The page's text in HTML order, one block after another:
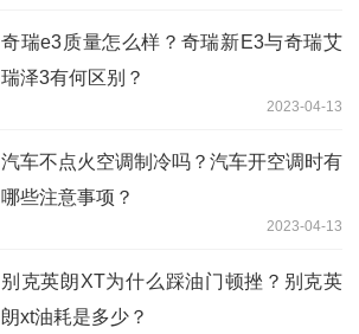
奇瑞e3质量怎么样？奇瑞新E3与奇瑞艾
瑞泽3有何区别？
2023-04-13
汽车不点火空调制冷吗？汽车开空调时有
哪些注意事项？
2023-04-13
别克英朗XT为什么踩油门顿挫？别克英
朗xt油耗是多少？